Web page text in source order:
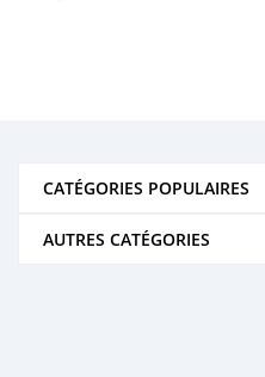
CATÉGORIES POPULAIRES
AUTRES CATÉGORIES